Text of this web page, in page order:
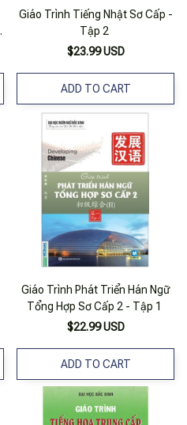
Giáo Trình Tiếng Nhật Sơ Cấp -
Tập 2
$23.99 USD
ADD TO CART
Giáo Trình Phát Triển Hán Ngữ
Tổng Hợp Sơ Cấp 2 - Tập 1
$22.99 USD
ADD TO CART